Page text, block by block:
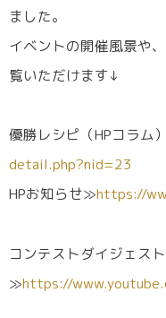
ました。
イベントの開催風景や
覧いただけます↓
優勝レシピ（HPコラム
detail.php?nid=23
HPお知らせ≫https://
コンテストダイジェス
≫https://